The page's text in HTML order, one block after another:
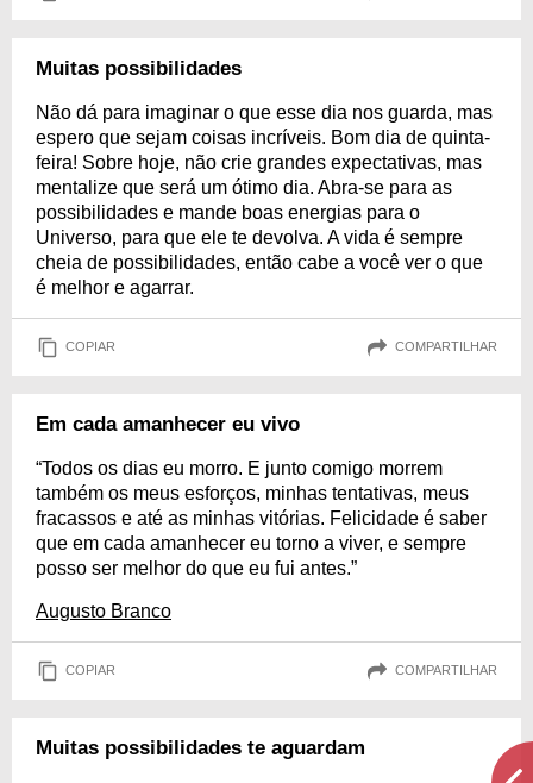
Muitas possibilidades
Não dá para imaginar o que esse dia nos guarda, mas
espero que sejam coisas incríveis. Bom dia de quinta-
feira! Sobre hoje, não crie grandes expectativas, mas
mentalize que será um ótimo dia. Abra-se para as
possibilidades e mande boas energias para o
Universo, para que ele te devolva. A vida é sempre
cheia de possibilidades, então cabe a você ver o que
é melhor e agarrar.
COPIAR COMPARTILHAR
Em cada amanhecer eu vivo
“Todos os dias eu morro. E junto comigo morrem
também os meus esforços, minhas tentativas, meus
fracassos e até as minhas vitórias. Felicidade é saber
que em cada amanhecer eu torno a viver, e sempre
posso ser melhor do que eu fui antes.”
Augusto Branco
COPIAR COMPARTILHAR
Muitas possibilidades te aguardam